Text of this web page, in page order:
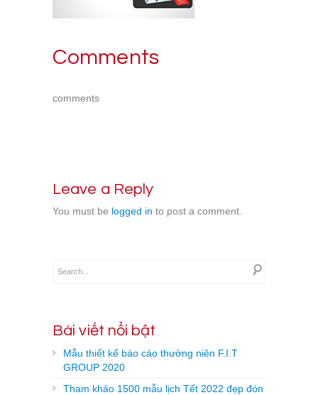
Comments
comments
Leave a Reply
You must be logged in to post a comment.
Bài viết nổi bật
Mẫu thiết kế báo cáo thường niên F.I.T
GROUP 2020
Tham khảo 1500 mẫu lịch Tết 2022 đẹp đón